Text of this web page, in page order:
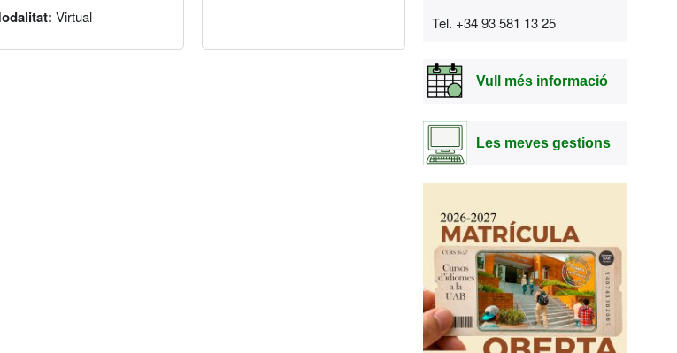
Virtual Tel. +34 93 581 13 25
Vull més informació
Les meves gestions